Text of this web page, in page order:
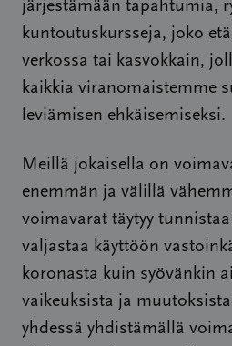
järjestämään tapahtumia,
kuntoutuskursseja, joko
verkossa tai kasvokkain,
kaikkia viranomaistemme
leviämisen ehkäisemiseksi.
Meillä jokaisella on
enemmän ja välillä
voimavarat täytyy
valjastaa käyttöön
koronasta kuin syövänkin
vaikeuksista ja
yhdessä yhdistämällä